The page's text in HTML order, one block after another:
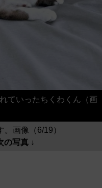
ていったちくわくん（画
画像（6/19）
の写真 ↓